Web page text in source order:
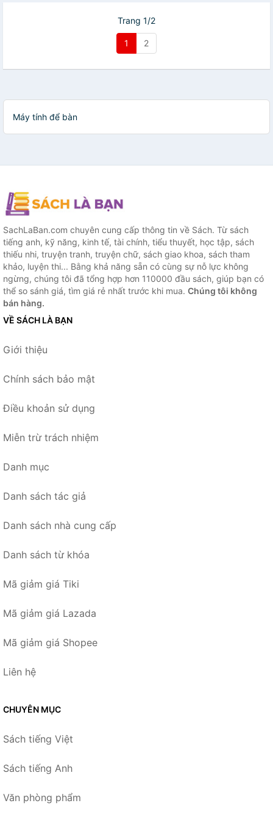
Trang 1/2
1 2
Máy tính để bàn
SachLaBan.com chuyên cung cấp thông tin về Sách. Từ sách
tiếng anh, kỹ năng, kinh tế, tài chính, tiểu thuyết, học tập, sách
thiếu nhi, truyện tranh, truyện chữ, sách giao khoa, sách tham
khảo, luyện thi... Bằng khả năng sẵn có cùng sự nỗ lực không
ngừng, chúng tôi đã tổng hợp hơn 110000 đầu sách, giúp bạn có
thể so sánh giá, tìm giá rẻ nhất trước khi mua. Chúng tôi không
bán hàng.
VỀ SÁCH LÀ BẠN
Giới thiệu
Chính sách bảo mật
Điều khoản sử dụng
Miễn trừ trách nhiệm
Danh mục
Danh sách tác giả
Danh sách nhà cung cấp
Danh sách từ khóa
Mã giảm giá Tiki
Mã giảm giá Lazada
Mã giảm giá Shopee
Liên hệ
CHUYÊN MỤC
Sách tiếng Việt
Sách tiếng Anh
Văn phòng phẩm